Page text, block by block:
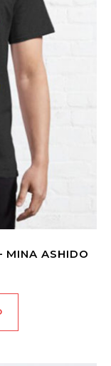
MINA ASHIDO